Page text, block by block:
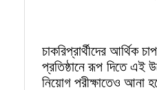
চাকরিপ্রার্থীদের
প্রতিষ্ঠানে রূপ দিতে এই
নিয়োগ পরীক্ষাতেও আনা